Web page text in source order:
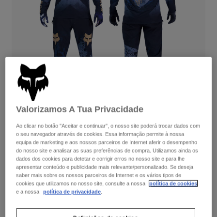
Calças
Calções
Casacos
Luvas
Óculos
Meias
Acessórios
Peças sobressalentes
Calças
Luvas
Casacos
Protections
Óculos
Meias
Bolsas e acessórios
Spare parts
Women
T-Shirts & Tops
Sweatshirts Com ou Sem Fecho de Correr
Casacos
Calças & Shorts
Shirts
Ver tudo
Youth
Proteções
Óculos de Proteção
Ver tudo
Moto
Calças
Boots
Proteções
Gloves
Óculos de Proteção
Goldstone Limited Edition
Inspired by the rare cobalt-blue spinel and ‘hard rock’ granite
features found in Jackson Goldstone’s home of Squamish,
British Columbia, this collection is a curated assembly of ride kit
and gear, plus apparel.
Complete the setwith the lifestyle collection.
Edição Limitada
Valorizamos A Tua Privacidade
Ao clicar no botão "Aceitar e continuar", o nosso site poderá trocar dados com
o seu navegador através de cookies. Essa informação permite à nossa
equipa de marketing e aos nossos parceiros de Internet aferir o desempenho
do nosso site e analisar as suas preferências de compra. Utilizamos ainda os
dados dos cookies para detetar e corrigir erros no nosso site e para lhe
apresentar conteúdo e publicidade mais relevante/personalizado. Se deseja
saber mais sobre os nossos parceiros de Internet e os vários tipos de
cookies que utilizamos no nosso site, consulte a nossa
política de cookies
e a nossa
política de privacidade.